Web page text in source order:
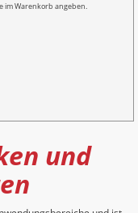
im Warenkorb angeben.
und